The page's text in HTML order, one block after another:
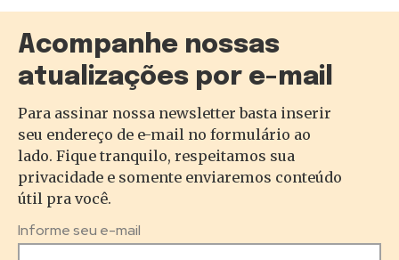
Acompanhe nossas
atualizações por e-mail
Para assinar nossa newsletter basta inserir
seu endereço de e-mail no formulário ao
lado. Fique tranquilo, respeitamos sua
privacidade e somente enviaremos conteúdo
útil pra você.
Informe seu e-mail